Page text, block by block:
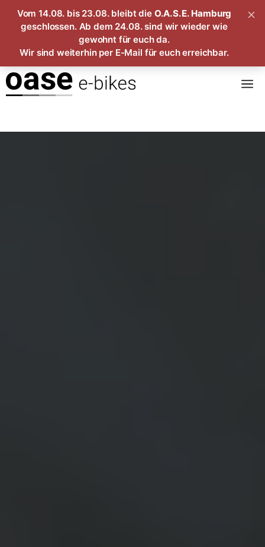
Zum
Inhalt
Vom 14.08. bis 23.08. bleibt die O.A.S.E. Hamburg
geschlossen. Ab dem 24.08. sind wir wieder wie
gewohnt für euch da.
Wir sind weiterhin per E-Mail für euch erreichbar.